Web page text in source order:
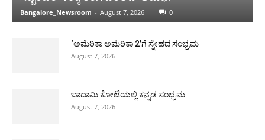
Bangalore_Newsroom - August 7, 2026 0
‘ಅಮೆರಿಕಾ ಅಮೆರಿಕಾ 2’ಗೆ ಸ್ನೇಹದ ಸಂಭ್ರಮ
August 7, 2026
ಬಾದಾಮಿ ಕೋಟೆಯಲ್ಲಿ ಕನ್ನಡ ಸಂಭ್ರಮ
August 7, 2026